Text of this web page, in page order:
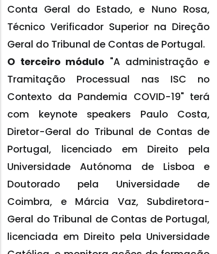
Conta Geral do Estado, e Nuno Rosa,
Técnico Verificador Superior na Direção
Geral do Tribunal de Contas de Portugal.
O terceiro módulo "A administração e
Tramitação Processual nas ISC no
Contexto da Pandemia COVID-19" terá
com keynote speakers Paulo Costa,
Diretor-Geral do Tribunal de Contas de
Portugal, licenciado em Direito pela
Universidade Autónoma de Lisboa e
Doutorado pela Universidade de
Coimbra, e Márcia Vaz, Subdiretora-
Geral do Tribunal de Contas de Portugal,
licenciada em Direito pela Universidade